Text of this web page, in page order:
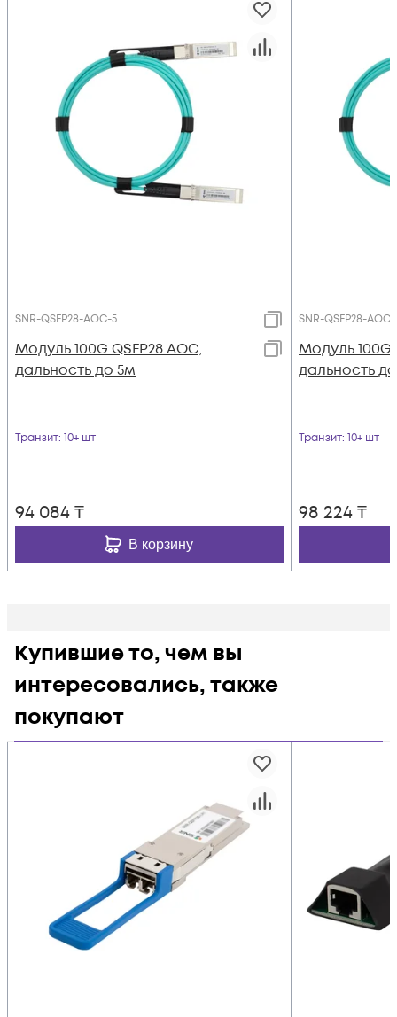
SNR-QSFP28-AOC-5
Модуль 100G QSFP28 AOC,
дальность до 5м
Транзит: 10+ шт
94 084₸
В корзину
SNR-QSFP28-AOC-
Модуль 100G
дальность
Транзит: 10+ шт
98 224₸
Купившие то, чем вы
интересовались, также
покупают